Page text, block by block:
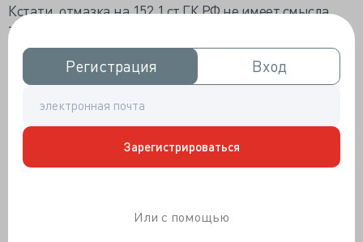
Регистрация
Регистрация Вход
Вход
Зарегистрироваться
Или с помощью
Кстати, отмазка на 152.1 ст ГК РФ не имеет смысла,
т.к. ЛПУ не является местом свободным для
посещения, соответственно, без разрешения
администрации проводить съемку все-равно нельзя,
так же, как и без разрешения снимать людей,
шляющихся по коридору. Но ведь 29 статья
Конституции что-то там гарантирует? Да.
гарантирует.
Каждый имеет право свободно искать, получать,
сведений, составляющих государственную тайну,